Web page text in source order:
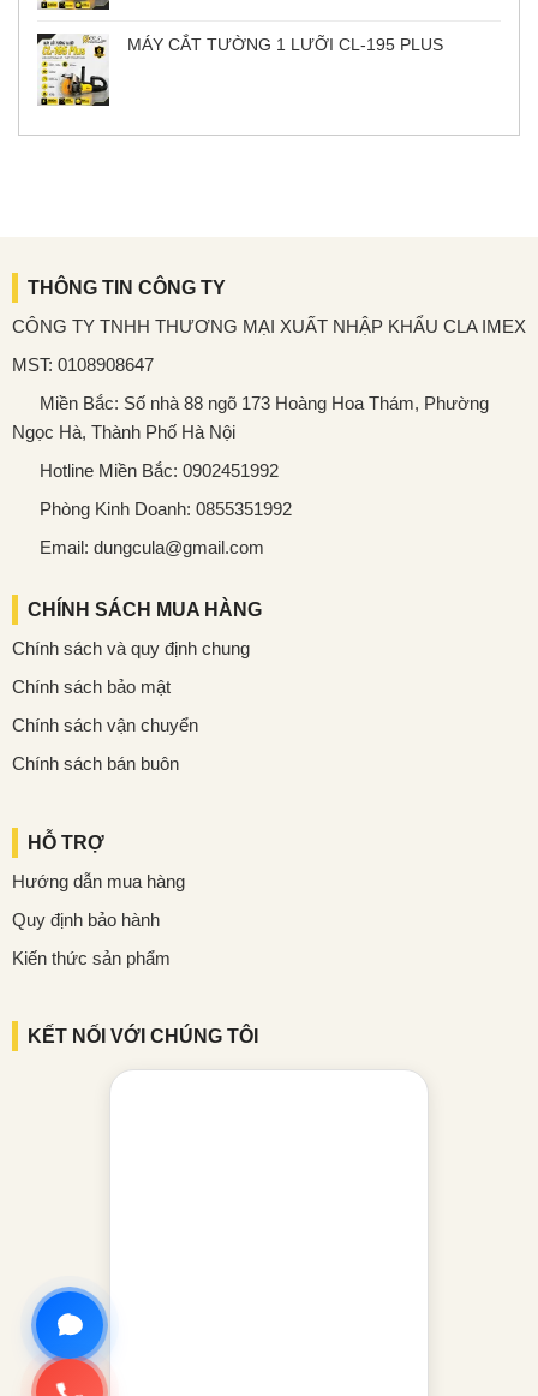
MÁY CẮT TƯỜNG 1 LƯỠI CL-195 PLUS
THÔNG TIN CÔNG TY
CÔNG TY TNHH THƯƠNG MẠI XUẤT NHẬP KHẨU CLA IMEX
MST: 0108908647
Miền Bắc: Số nhà 88 ngõ 173 Hoàng Hoa Thám, Phường
Ngọc Hà, Thành Phố Hà Nội
Hotline Miền Bắc: 0902451992
Phòng Kinh Doanh: 0855351992
Email: dungcula@gmail.com
CHÍNH SÁCH MUA HÀNG
Chính sách và quy định chung
Chính sách bảo mật
Chính sách vận chuyển
Chính sách bán buôn
HỖ TRỢ
Hướng dẫn mua hàng
Quy định bảo hành
Kiến thức sản phẩm
KẾT NỐI VỚI CHÚNG TÔI